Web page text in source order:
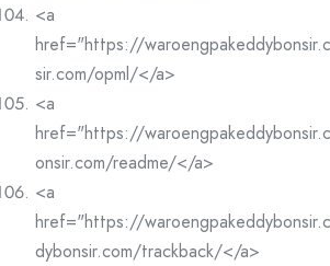
<a
href="https://
sir.com/opml/</a>
<a
href="https://
onsir.com/readme/</a>
<a
href="https://
dybonsir.com/trackback/</a>